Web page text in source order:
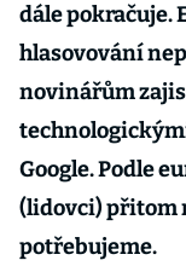
dále pokračuje.
hlasovování
novinářům
Google. Podle
(lidovci) přitom
potřebujeme.